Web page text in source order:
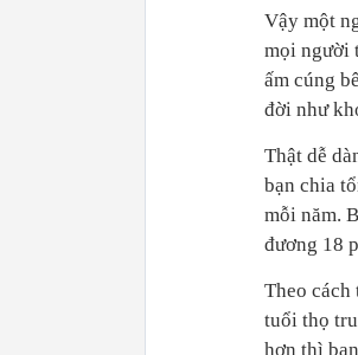
Vậy một
mọi người
ấm cúng
đời như
Thật dễ
bạn chia
mỗi năm.
đương 18
Theo
tuổi thọ
hơn thì